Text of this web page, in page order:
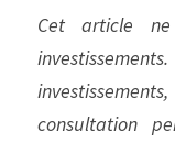
Cet article
consultation